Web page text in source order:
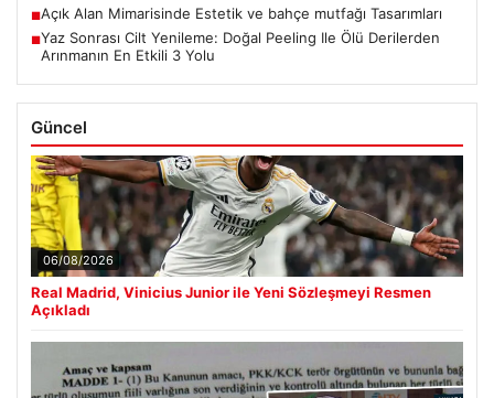
■Açık Alan Mimarisinde Estetik ve bahçe mutfağı Tasarımları
■Yaz Sonrası Cilt Yenileme: Doğal Peeling Ile Ölü Derilerden
Arınmanın En Etkili 3 Yolu
Güncel
06/08/2026
Real Madrid, Vinicius Junior ile Yeni Sözleşmeyi Resmen
Açıkladı